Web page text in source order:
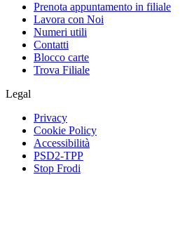
Prenota appuntamento in filiale
Lavora con Noi
Numeri utili
Contatti
Blocco carte
Trova Filiale
Legal
Privacy
Cookie Policy
Accessibilità
PSD2-TPP
Stop Frodi